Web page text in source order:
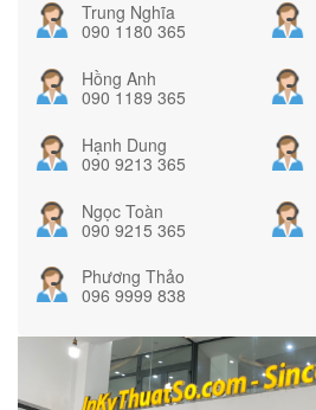
Trung Nghĩa
090 1180 365
Hồng Anh
090 1189 365
Hạnh Dung
090 9213 365
Ngọc Toàn
090 9215 365
Phương Thảo
096 9999 838